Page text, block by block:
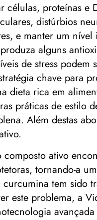
proteínas
distúrbios
e manter um
alguns
de stress
chave para
dieta rica em
práticas de
Além destas
ativo
tornando-a
tem sido
este problema, a